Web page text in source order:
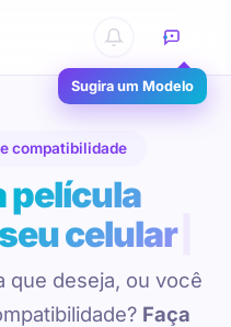
Sugira um Modelo
compatibilidade
película
celular
que deseja, ou você
Faça